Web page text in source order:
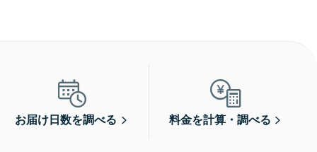
お届け日数を調べる 料金を計算・調べる